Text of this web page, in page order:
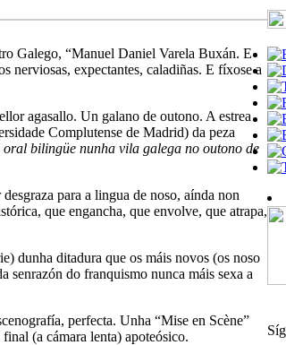
Galego, “Manuel Daniel Varela Buxán. E
nerviosas, expectantes, caladiñas. E fíxose a
agasallo. Un galano de outono. A estrea
Complutense de Madrid) da peza
oral bilingüe nunha vila galega no outono de
para a lingua de noso, aínda non
que engancha, que envolve, que atrapa,
dunha ditadura que os máis novos (os noso
senrazón do franquismo nunca máis sexa a
perfecta. Unha “Mise en Scène”
(a cámara lenta) apoteósico.